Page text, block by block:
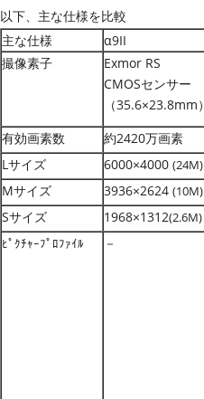
以下、主な仕様を比較
主な仕様
α9II
撮像素子
Exmor RS
CMOSセンサー
（35.6×23.8mm）
有効画素数
約2420万画素
Lサイズ
6000×4000 (24M)
Mサイズ 3936×2624 (10M)
Sサイズ 1968×1312(2.6M)
ﾋﾟｸﾁｬｰﾌﾟﾛﾌｧｲﾙ
－